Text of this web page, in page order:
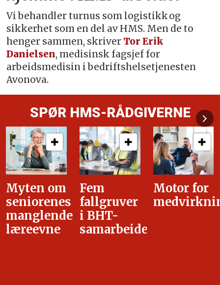
Vi behandler turnus som logistikk og
sikkerhet som en del av HMS. Men de to
henger sammen, skriver Tor Erik
Danielsen, medisinsk fagsjef for
arbeidsmedisin i bedriftshelsetjenesten
Avonova.
SPØR HMS-RÅDGIVERNE
Fem
fallgruver
i BHT-
samarbeidet
Motor for
medvirkning
i